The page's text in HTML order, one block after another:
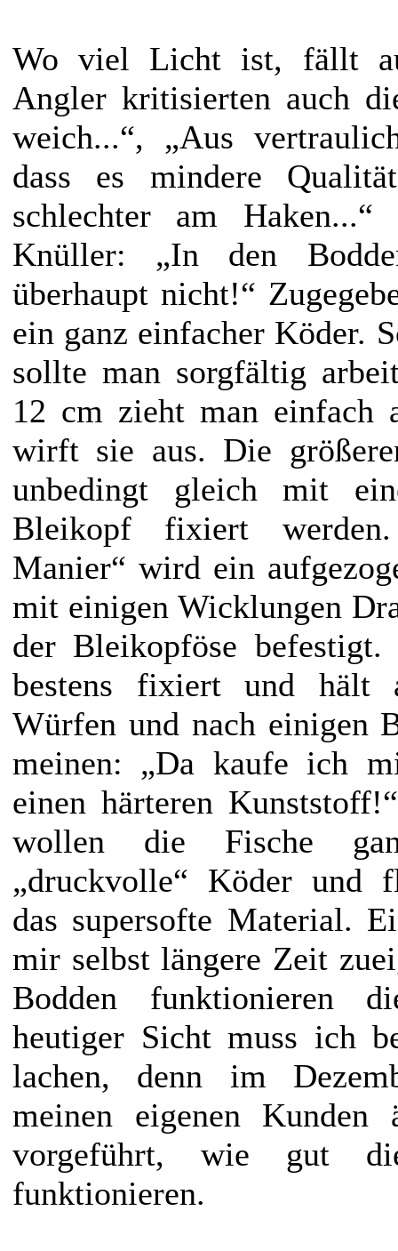
Wo viel Licht ist, fällt
Angler kritisierten auch
weich...“, „Aus
dass es mindere
schlechter am Haken...“
Knüller: „In den
überhaupt nicht!“
ein ganz einfacher Köder.
sollte man sorgfältig
12 cm zieht man einfach
wirft sie aus. Die
unbedingt gleich mit
Bleikopf fixiert
Manier“ wird ein
mit einigen Wicklungen
der Bleikopföse
bestens fixiert und hält
Würfen und nach einigen
meinen: „Da kaufe ich
einen härteren
wollen die Fische
„druckvolle“ Köder und
das supersofte Material.
mir selbst längere Zeit
Bodden funktionieren
heutiger Sicht muss ich
lachen, denn im
meinen eigenen Kunden
vorgeführt, wie gut
funktionieren.